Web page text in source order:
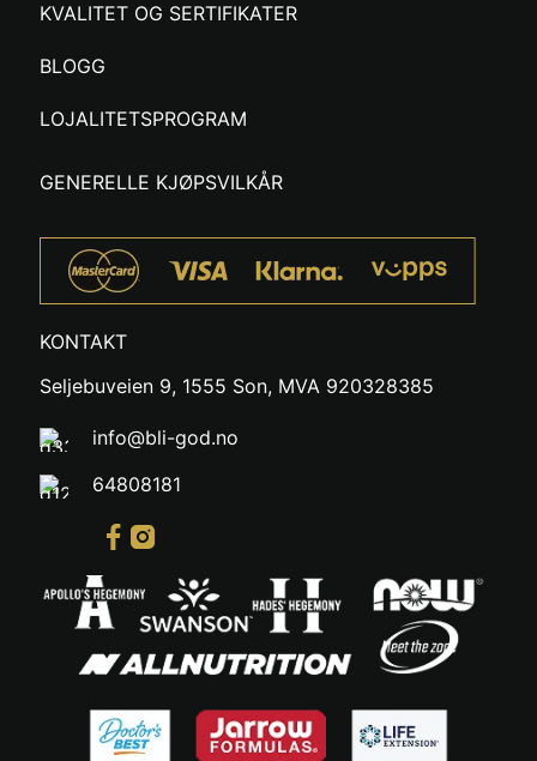
KVALITET OG SERTIFIKATER
BLOGG
LOJALITETSPROGRAM
GENERELLE KJØPSVILKÅR
KONTAKT
Seljebuveien 9, 1555 Son, MVA 920328385
info@bli-god.no
64808181